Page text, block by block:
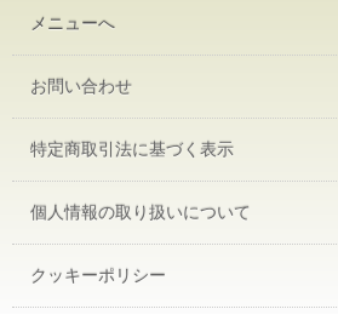
メニューへ
お問い合わせ
特定商取引法に基づく表示
個人情報の取り扱いについて
クッキーポリシー